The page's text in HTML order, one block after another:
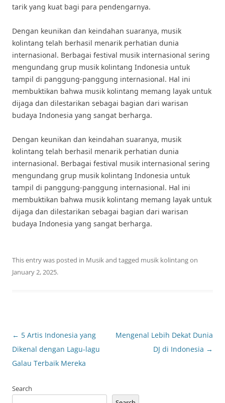
tarik yang kuat bagi para pendengarnya.
Dengan keunikan dan keindahan suaranya, musik
kolintang telah berhasil menarik perhatian dunia
internasional. Berbagai festival musik internasional sering
mengundang grup musik kolintang Indonesia untuk
tampil di panggung-panggung internasional. Hal ini
membuktikan bahwa musik kolintang memang layak untuk
dijaga dan dilestarikan sebagai bagian dari warisan
budaya Indonesia yang sangat berharga.
Dengan keunikan dan keindahan suaranya, musik
kolintang telah berhasil menarik perhatian dunia
internasional. Berbagai festival musik internasional sering
mengundang grup musik kolintang Indonesia untuk
tampil di panggung-panggung internasional. Hal ini
membuktikan bahwa musik kolintang memang layak untuk
dijaga dan dilestarikan sebagai bagian dari warisan
budaya Indonesia yang sangat berharga.
This entry was posted in Musikand tagged musik kolintangon
January 2, 2025.
Post
navigation
← 5 Artis Indonesia yang
Dikenal dengan Lagu-lagu
Galau Terbaik Mereka
Mengenal Lebih Dekat Dunia
DJ di Indonesia →
Search